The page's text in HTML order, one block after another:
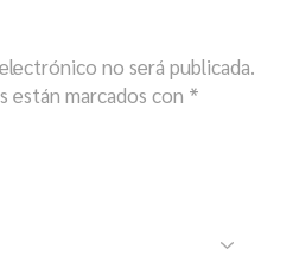
no será publicada.
están marcados con *